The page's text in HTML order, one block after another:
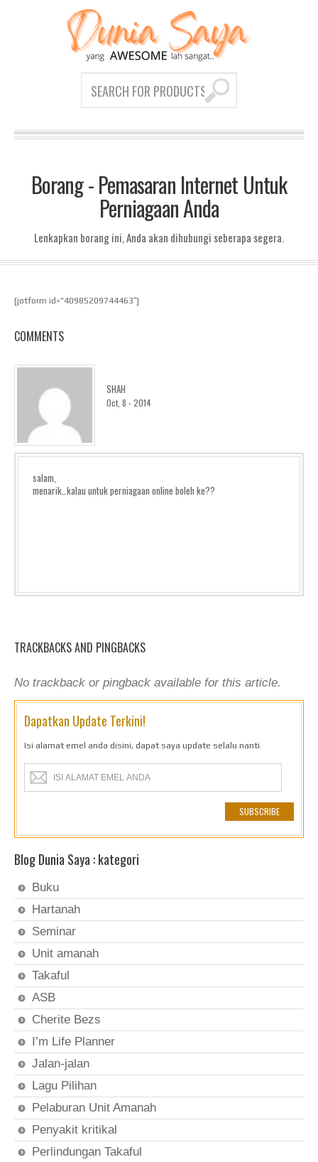
Borang - Pemasaran Internet Untuk
Perniagaan Anda
Lenkapkan borang ini, Anda akan dihubungi seberapa segera.
[jotform id=”40985209744463″]
COMMENTS
SHAH
Oct, 8 - 2014
salam,
menarik…kalau untuk perniagaan online boleh ke??
TRACKBACKS AND PINGBACKS
No trackback or pingback available for this article.
Dapatkan Update Terkini!
Isi alamat emel anda disini, dapat saya update selalu nanti.
Blog Dunia Saya : kategori
Buku
Hartanah
Seminar
Unit amanah
Takaful
ASB
Cherite Bezs
I’m Life Planner
Jalan-jalan
Lagu Pilihan
Pelaburan Unit Amanah
Penyakit kritikal
Perlindungan Takaful